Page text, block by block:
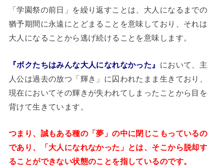
「学園祭の前日」を繰り返すことは、大人になるまでの
猶予期間に永遠にとどまることを意味しており、それは
大人になることから逃げ続けることを意味します。
『ボクたちはみんな大人になれなかった』 において、主
人公は過去の放つ「輝き」に囚われたまま生きており、
現在においてその輝きが失われてしまったことから目を
背けて生きています。
つまり、誠もある種の「夢」の中に閉じこもっているの
であり、「大人になれなかった」とは、そこから脱却す
ることができない状態のことを指しているのです。